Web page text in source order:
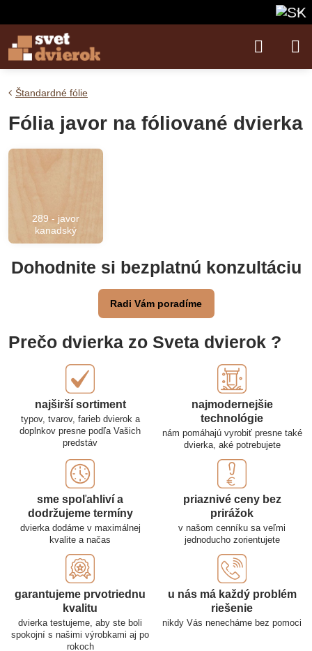
Štandardné fólie
Fólia javor na fóliované dvierka
289 - javor
kanadský
Dohodnite si bezplatnú konzultáciu
Radi Vám poradíme
Prečo dvierka zo Sveta dvierok ?
najširší sortiment
typov, tvarov, farieb dvierok a
doplnkov presne podľa Vašich
predstáv
najmodernejšie
technológie
nám pomáhajú vyrobiť presne také
dvierka, aké potrebujete
sme spoľahliví a
dodržujeme termíny
dvierka dodáme v maximálnej
kvalite a načas
priaznivé ceny bez
prirážok
v našom cenníku sa veľmi
jednoducho zorientujete
garantujeme prvotriednu
kvalitu
dvierka testujeme, aby ste boli
spokojní s našimi výrobkami aj po
rokoch
u nás má každý problém
riešenie
nikdy Vás nenecháme bez pomoci